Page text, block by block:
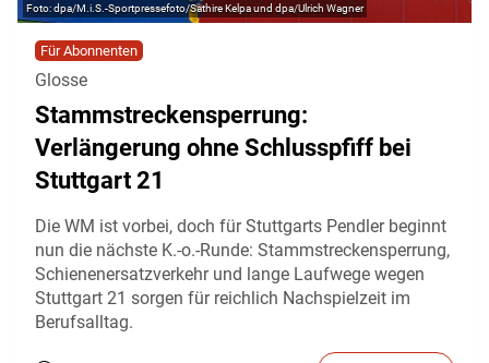
dpa/M.i.S.-Sportpressefoto/Sathire Kelpa und dpa/Ulrich Wagner
Für Abonnenten
Glosse
Stammstreckensperrung:
Verlängerung ohne Schlusspfiff bei
Stuttgart 21
Die WM ist vorbei, doch für Stuttgarts Pendler beginnt
nun die nächste K.-o.-Runde: Stammstreckensperrung,
Schienenersatzverkehr und lange Laufwege wegen
Stuttgart 21 sorgen für reichlich Nachspielzeit im
Berufsalltag.